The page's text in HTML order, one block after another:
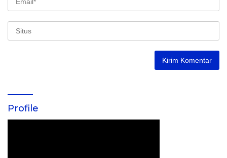
Profile